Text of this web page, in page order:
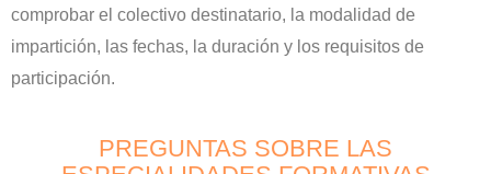
comprobar el colectivo destinatario, la modalidad de
impartición, las fechas, la duración y los requisitos de
participación.
PREGUNTAS SOBRE LAS